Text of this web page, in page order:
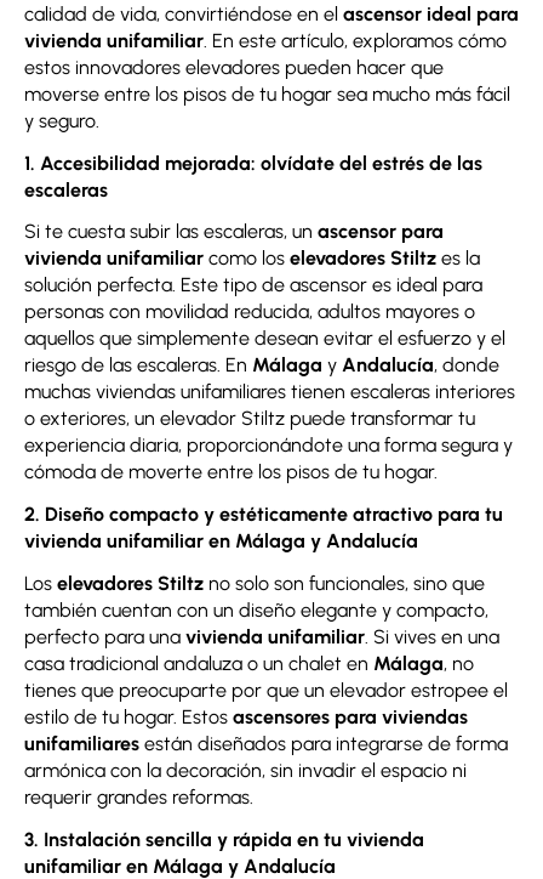
calidad de vida, convirtiéndose en el ascensor ideal para
vivienda unifamiliar . En este artículo, exploramos cómo
estos innovadores elevadores pueden hacer que
moverse entre los pisos de tu hogar sea mucho más fácil
y seguro.
1. Accesibilidad mejorada: olvídate del estrés de las
escaleras
Si te cuesta subir las escaleras, un ascensor para
vivienda unifamiliar como los elevadores Stiltz es la
solución perfecta. Este tipo de ascensor es ideal para
personas con movilidad reducida, adultos mayores o
aquellos que simplemente desean evitar el esfuerzo y el
riesgo de las escaleras. En Málaga y Andalucía, donde
muchas viviendas unifamiliares tienen escaleras interiores
o exteriores, un elevador Stiltz puede transformar tu
experiencia diaria, proporcionándote una forma segura y
cómoda de moverte entre los pisos de tu hogar.
2. Diseño compacto y estéticamente atractivo para tu
vivienda unifamiliar en Málaga y Andalucía
Los elevadores Stiltz no solo son funcionales, sino que
también cuentan con un diseño elegante y compacto,
perfecto para una vivienda unifamiliar. Si vives en una
casa tradicional andaluza o un chalet en Málaga, no
tienes que preocuparte por que un elevador estropee el
estilo de tu hogar. Estos ascensores para viviendas
unifamiliares están diseñados para integrarse de forma
armónica con la decoración, sin invadir el espacio ni
requerir grandes reformas.
3. Instalación sencilla y rápida en tu vivienda
unifamiliar en Málaga y Andalucía